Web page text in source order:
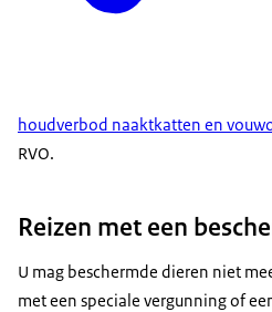
houdverbod naaktkatten en
RVO.
Reizen met een
U mag beschermde dieren niet
met een speciale vergunning of